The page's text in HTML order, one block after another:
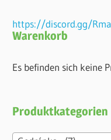
https://discord.gg/
Warenkorb
Es befinden sich keine
Produktkategorien